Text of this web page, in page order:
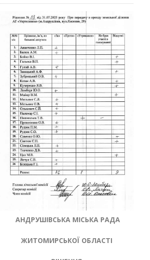
АНДРУШІВСЬКА МІСЬКА РАДА
ЖИТОМИРСЬКОЇ ОБЛАСТІ